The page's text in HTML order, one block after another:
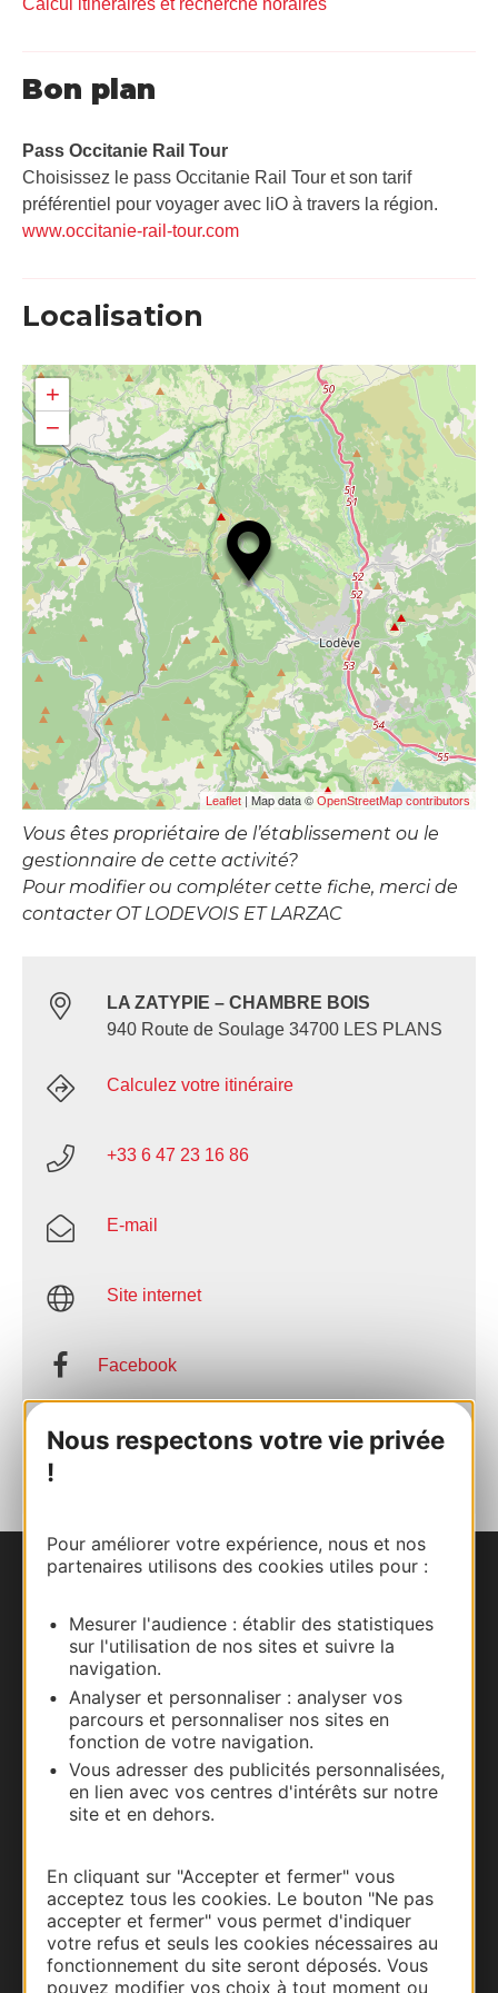
Nous respectons votre vie privée
!
Pour améliorer votre expérience, nous et nos
partenaires utilisons des cookies utiles pour :
Mesurer l'audience : établir des statistiques
sur l'utilisation de nos sites et suivre la
navigation.
Analyser et personnaliser : analyser vos
parcours et personnaliser nos sites en
fonction de votre navigation.
Vous adresser des publicités personnalisées,
en lien avec vos centres d'intérêts sur notre
site et en dehors.
En cliquant sur "Accepter et fermer" vous
acceptez tous les cookies. Le bouton "Ne pas
accepter et fermer" vous permet d'indiquer
votre refus et seuls les cookies nécessaires au
fonctionnement du site seront déposés. Vous
pouvez modifier vos choix à tout moment ou
Bon plan
Pass Occitanie Rail Tour​
Choisissez le pass Occitanie Rail Tour et son tarif
préférentiel pour voyager avec liO à travers la région.
www.occitanie-rail-tour.com
Localisation
+
−
Leaflet | Map data © OpenStreetMap contributors
Vous êtes propriétaire de l’établissement ou le
gestionnaire de cette activité?
Pour modifier ou compléter cette fiche, merci de
contacter OT LODEVOIS ET LARZAC
LA ZATYPIE – CHAMBRE BOIS
940 Route de Soulage 34700 LES PLANS
Calculez votre itinéraire
+33 6 47 23 16 86
E-mail
Site internet
Facebook
AU CARNET
Carte interactive
Documentation
Thermalisme